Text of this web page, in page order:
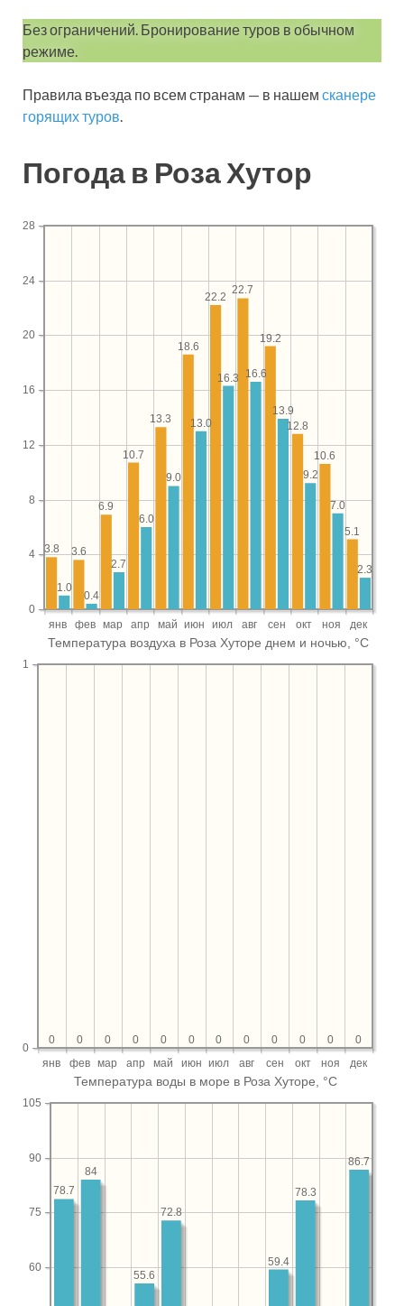
Без ограничений. Бронирование туров в обычном
режиме.
Правила въезда по всем странам — в нашем сканере
горящих туров.
Погода в Роза Хутор